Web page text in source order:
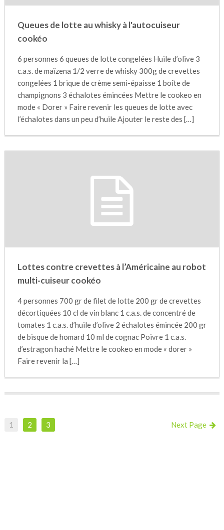
Queues de lotte au whisky à l'autocuiseur
cookéo
6 personnes 6 queues de lotte congelées Huile d’olive 3
c.a.s. de maïzena 1/2 verre de whisky 300g de crevettes
congelées 1 brique de crème semi-épaisse 1 boîte de
champignons 3 échalotes émincées Mettre le cookeo en
mode « Dorer » Faire revenir les queues de lotte avec
l’échalotes dans un peu d’huile Ajouter le reste des […]
Lottes contre crevettes à l’Américaine au robot
multi-cuiseur cookéo
4 personnes 700 gr de filet de lotte 200 gr de crevettes
décortiquées 10 cl de vin blanc 1 c.a.s. de concentré de
tomates 1 c.a.s. d’huile d’olive 2 échalotes émincée 200 gr
de bisque de homard 10 ml de cognac Poivre 1 c.a.s.
d’estragon haché Mettre le cookeo en mode « dorer »
Faire revenir la […]
1 2 3 Next Page